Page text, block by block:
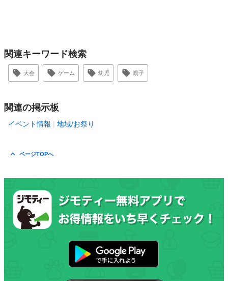
関連キーワード検索
大会 ゲーム 幼児 親子
関連の掲示板
イベント情報 地域/お祭り
ページTOPへ